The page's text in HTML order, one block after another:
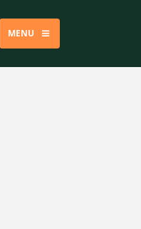
MENU